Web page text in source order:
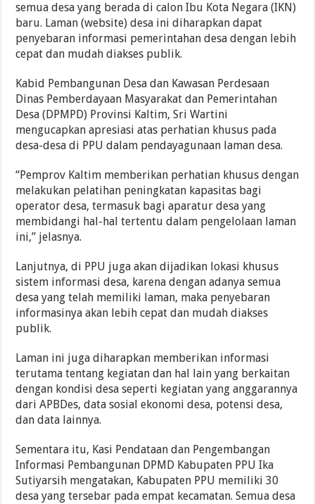
semua desa yang berada di calon Ibu Kota Negara (IKN)
baru. Laman (website) desa ini diharapkan dapat
penyebaran informasi pemerintahan desa dengan lebih
cepat dan mudah diakses publik.
Kabid Pembangunan Desa dan Kawasan Perdesaan
Dinas Pemberdayaan Masyarakat dan Pemerintahan
Desa (DPMPD) Provinsi Kaltim, Sri Wartini
mengucapkan apresiasi atas perhatian khusus pada
desa-desa di PPU dalam pendayagunaan laman desa.
“Pemprov Kaltim memberikan perhatian khusus dengan
melakukan pelatihan peningkatan kapasitas bagi
operator desa, termasuk bagi aparatur desa yang
membidangi hal-hal tertentu dalam pengelolaan laman
ini,” jelasnya.
Lanjutnya, di PPU juga akan dijadikan lokasi khusus
sistem informasi desa, karena dengan adanya semua
desa yang telah memiliki laman, maka penyebaran
informasinya akan lebih cepat dan mudah diakses
publik.
Laman ini juga diharapkan memberikan informasi
terutama tentang kegiatan dan hal lain yang berkaitan
dengan kondisi desa seperti kegiatan yang anggarannya
dari APBDes, data sosial ekonomi desa, potensi desa,
dan data lainnya.
Sementara itu, Kasi Pendataan dan Pengembangan
Informasi Pembangunan DPMD Kabupaten PPU Ika
Sutiyarsih mengatakan, Kabupaten PPU memiliki 30
desa yang tersebar pada empat kecamatan. Semua desa